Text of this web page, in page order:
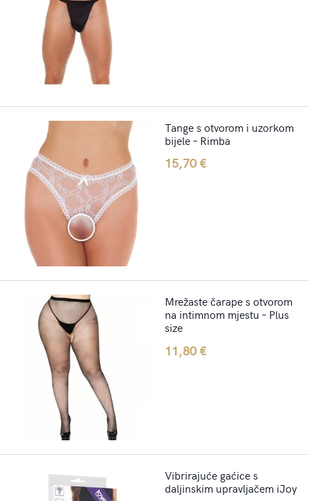
Tange s otvorom i uzorkom
bijele – Rimba
15,70€
Mrežaste čarape s otvorom
na intimnom mjestu – Plus
size
11,80€
Vibrirajuće gaćice s
daljinskim upravljačem iJoy